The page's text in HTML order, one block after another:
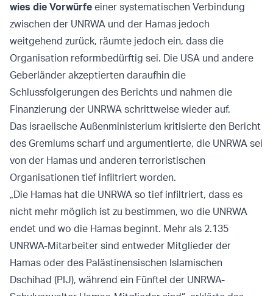
wies die Vorwürfe einer systematischen Verbindung
zwischen der UNRWA und der Hamas jedoch
weitgehend zurück, räumte jedoch ein, dass die
Organisation reformbedürftig sei. Die USA und andere
Geberländer akzeptierten daraufhin die
Schlussfolgerungen des Berichts und nahmen die
Finanzierung der UNRWA schrittweise wieder auf.
Das israelische Außenministerium kritisierte den Bericht
des Gremiums scharf und argumentierte, die UNRWA sei
von der Hamas und anderen terroristischen
Organisationen tief infiltriert worden.
„Die Hamas hat die UNRWA so tief infiltriert, dass es
nicht mehr möglich ist zu bestimmen, wo die UNRWA
endet und wo die Hamas beginnt. Mehr als 2.135
UNRWA-Mitarbeiter sind entweder Mitglieder der
Hamas oder des Palästinensischen Islamischen
Dschihad (PIJ), während ein Fünftel der UNRWA-